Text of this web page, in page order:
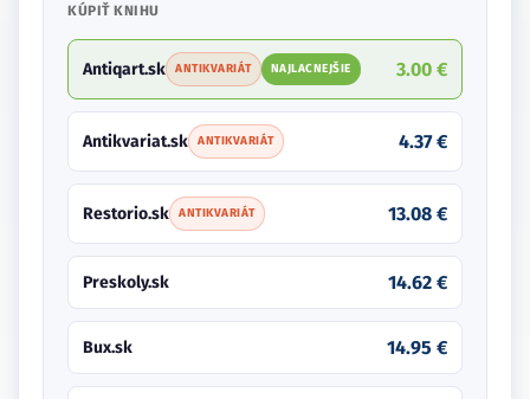
KÚPIŤ KNIHU
Antiqart.sk ANTIKVARIÁT NAJLACNEJŠIE 3.00 €
Antikvariat.sk ANTIKVARIÁT 4.37 €
Restorio.sk ANTIKVARIÁT 13.08 €
Preskoly.sk 14.62 €
Bux.sk 14.95 €